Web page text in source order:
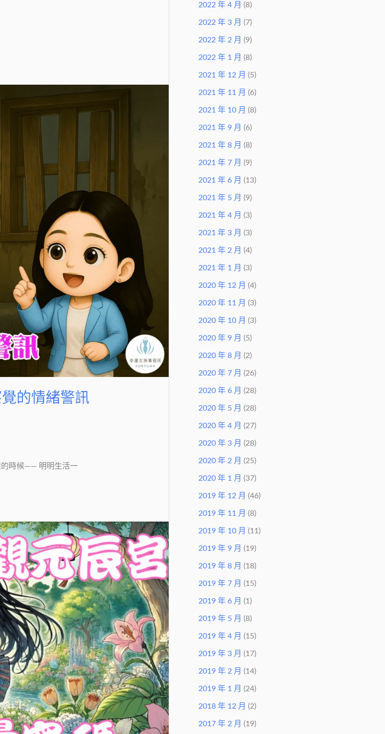
的情緒警訊
的時候—— 明明生活一
2022 年 4 月 (8)
2022 年 3 月 (7)
2022 年 2 月 (9)
2022 年 1 月 (8)
2021 年 12 月 (5)
2021 年 11 月 (6)
2021 年 10 月 (8)
2021 年 9 月 (6)
2021 年 8 月 (8)
2021 年 7 月 (9)
2021 年 6 月 (13)
2021 年 5 月 (9)
2021 年 4 月 (3)
2021 年 3 月 (3)
2021 年 2 月 (4)
2021 年 1 月 (3)
2020 年 12 月 (4)
2020 年 11 月 (3)
2020 年 10 月 (3)
2020 年 9 月 (5)
2020 年 8 月 (2)
2020 年 7 月 (26)
2020 年 6 月 (28)
2020 年 5 月 (28)
2020 年 4 月 (27)
2020 年 3 月 (28)
2020 年 2 月 (25)
2020 年 1 月 (37)
2019 年 12 月 (46)
2019 年 11 月 (8)
2019 年 10 月 (11)
2019 年 9 月 (19)
2019 年 8 月 (18)
2019 年 7 月 (15)
2019 年 6 月 (1)
2019 年 5 月 (8)
2019 年 4 月 (15)
2019 年 3 月 (17)
2019 年 2 月 (14)
2019 年 1 月 (24)
2018 年 12 月 (2)
2017 年 2 月 (19)